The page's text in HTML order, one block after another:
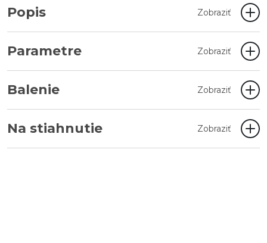
Popis Zobraziť
Parametre Zobraziť
Balenie Zobraziť
Na stiahnutie Zobraziť